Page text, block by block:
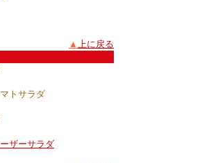
▲ 上に戻る
トサラダ
ザーサラダ